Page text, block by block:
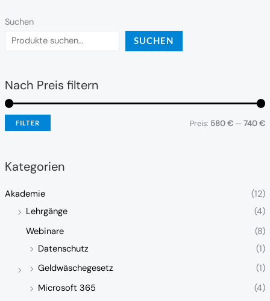
Suchen
SUCHEN
Nach Preis filtern
FILTER Preis: 580 € —740 €
Kategorien
Akademie
(12)
Lehrgänge
(4)
Webinare
(8)
Datenschutz
(1)
Geldwäschegesetz
(1)
Microsoft 365
(4)